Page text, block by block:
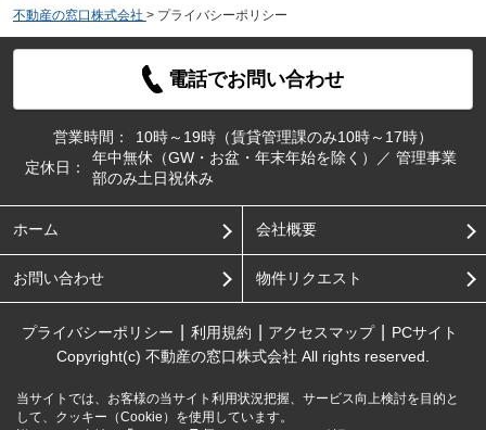
不動産の窓口株式会社 > プライバシーポリシー
電話でお問い合わせ
営業時間：
10時～19時（賃貸管理課のみ10時～17時）
定休日：
年中無休（GW・お盆・年末年始を除く）／ 管理事業
部のみ土日祝休み
ホーム 会社概要
お問い合わせ 物件リクエスト
プライバシーポリシー 利用規約 アクセスマップ
PCサイト
Copyright(c) 不動産の窓口株式会社 All rights reserved.
当サイトでは、お客様の当サイト利用状況把握、サービス向上検討を目的と
して、クッキー（Cookie）を使用しています。